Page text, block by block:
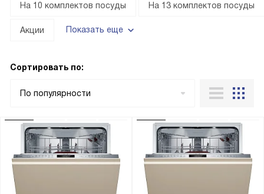
На 10 комплектов посуды На 13 комплектов посуды
Акции Показать еще
Сортировать по:
По популярности